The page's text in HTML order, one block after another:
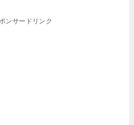
ンサードリンク